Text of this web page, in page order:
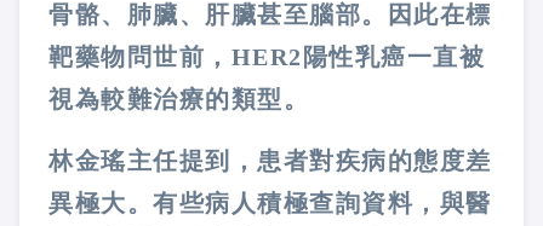
骨骼、肺臟、肝臟甚至腦部。因此在標
靶藥物問世前，HER2陽性乳癌一直被
視為較難治療的類型。
林金瑤主任提到，患者對疾病的態度差
異極大。有些病人積極查詢資料，與醫